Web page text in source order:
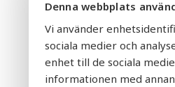
Denna webbplats
Vi använder
sociala medier och
enhet till de sociala
informationen med
Alla våra
fungerar